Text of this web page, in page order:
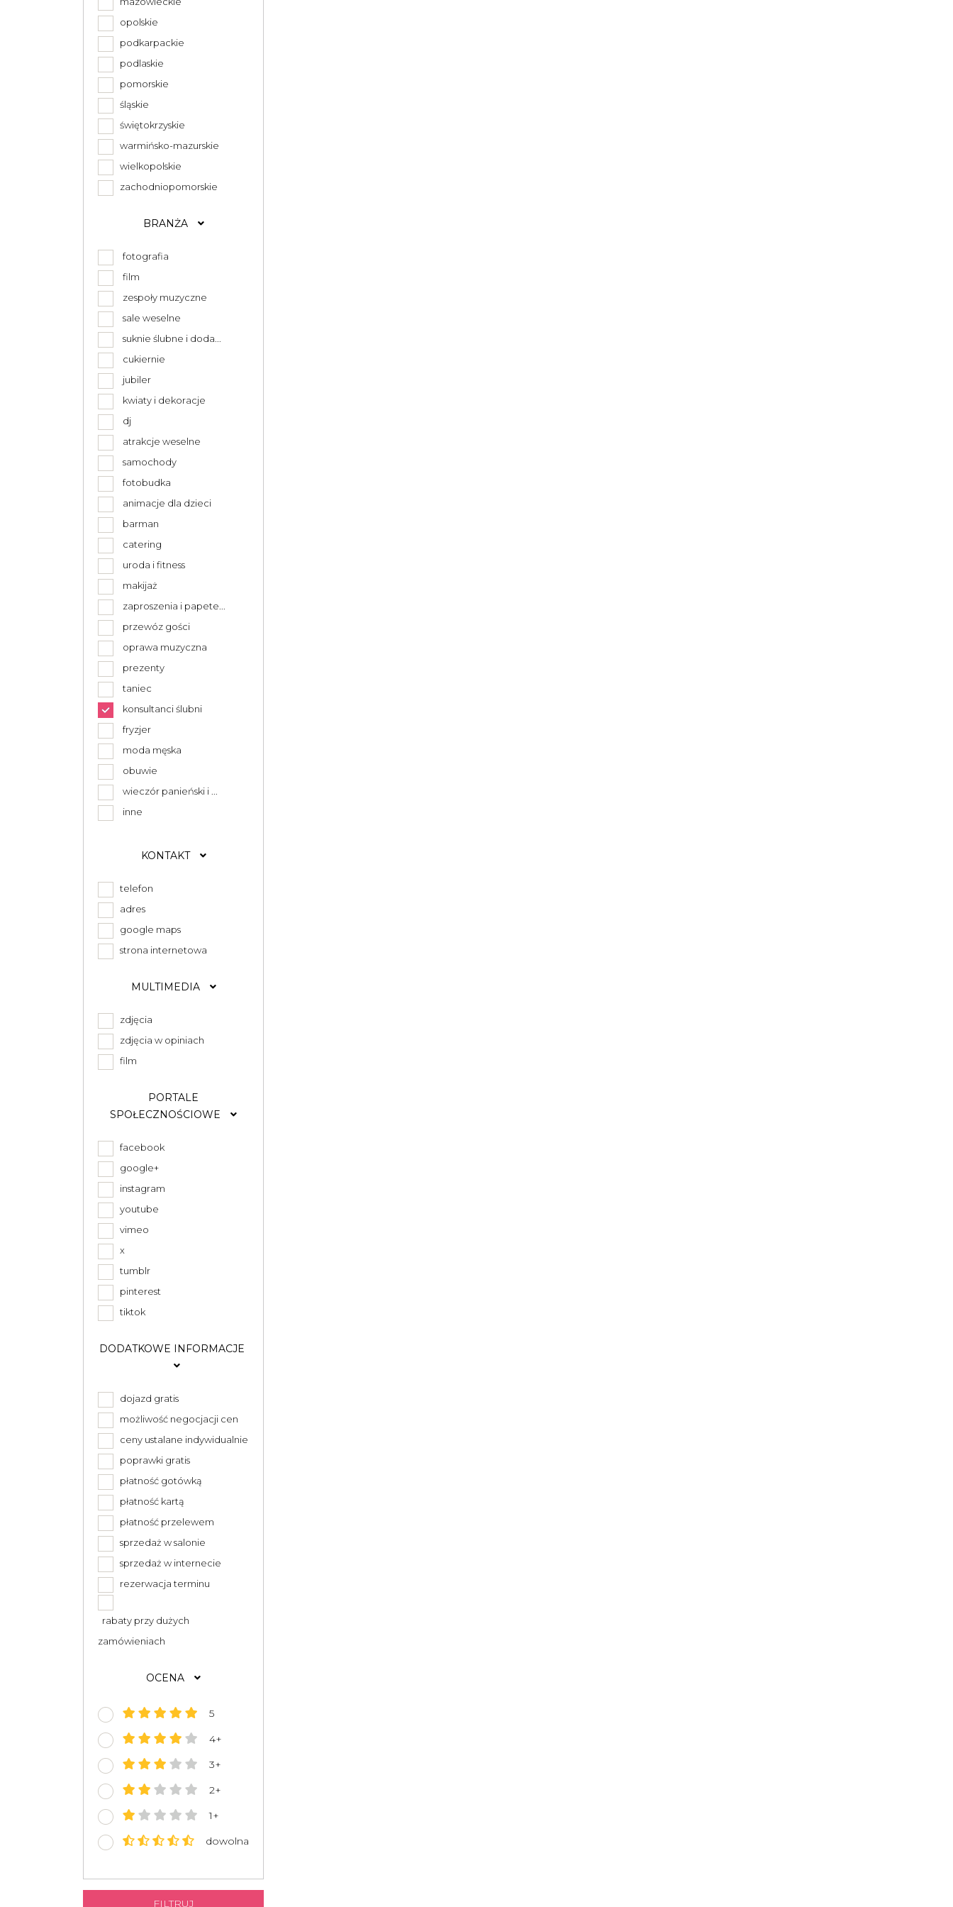
opolskie
podkarpackie
podlaskie
pomorskie
śląskie
świętokrzyskie
warmińsko-mazurskie
wielkopolskie
zachodniopomorskie
BRANŻA
fotografia
film
zespoły muzyczne
sale weselne
suknie ślubne i doda...
cukiernie
jubiler
kwiaty i dekoracje
dj
atrakcje weselne
samochody
fotobudka
animacje dla dzieci
barman
catering
uroda i fitness
makijaż
zaproszenia i papete...
przewóz gości
oprawa muzyczna
prezenty
taniec
konsultanci ślubni
fryzjer
moda męska
obuwie
wieczór panieński i ...
inne
KONTAKT
telefon
adres
google maps
strona internetowa
MULTIMEDIA
zdjęcia
zdjęcia w opiniach
film
PORTALE
SPOŁECZNOŚCIOWE
facebook
google+
instagram
youtube
vimeo
x
tumblr
pinterest
tiktok
DODATKOWE INFORMACJE
dojazd gratis
możliwość negocjacji cen
ceny ustalane indywidualnie
poprawki gratis
płatność gotówką
płatność kartą
płatność przelewem
sprzedaż w salonie
sprzedaż w internecie
rezerwacja terminu
rabaty przy dużych
zamówieniach
OCENA
5
4+
3+
2+
1+
dowolna
FILTRUJ